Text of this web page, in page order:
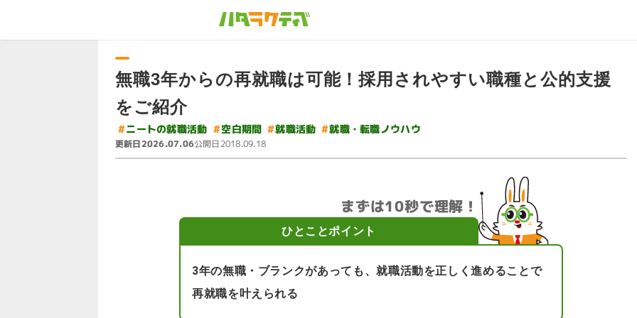
無職3年からの再就職は可能！採用されやすい職種と公的支援
をご紹介
#ニートの就職活動 #空白期間 #就職活動 #就職・転職ノウハウ
更新日2026.07.06公開日2018.09.18
まずは10秒で理解！
ひとことポイント
3年の無職・ブランクがあっても、就職活動を正しく進めることで
再就職を叶えられる